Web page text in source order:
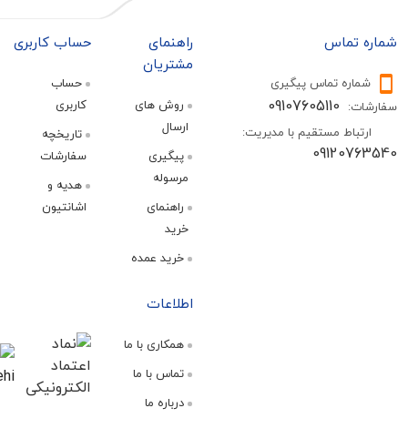
تماس پیگیری
09107605110
مستقیم با مدیریت:
روش های
خرید عمده
حساب کاربری
کاربری
همکاری با ما
تماس با ما